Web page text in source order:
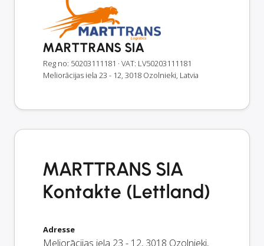
MARTTRANS SIA
Reg no: 50203111181 · VAT: LV50203111181
Meliorācijas iela 23 - 12, 3018 Ozolnieki, Latvia
MARTTRANS SIA
Kontakte (Lettland)
Adresse
Meliorācijas iela 23 - 12, 3018 Ozolnieki,